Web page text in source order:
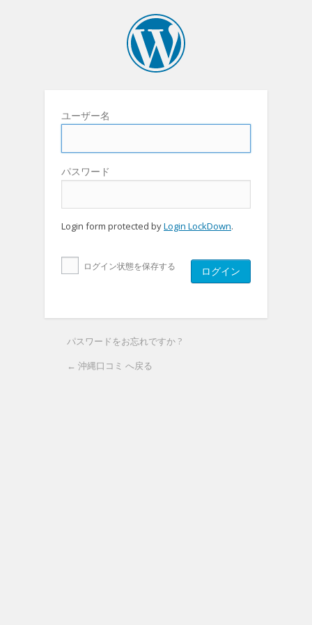
ユーザー名
パスワード
Login form protected byLogin LockDown.
ログイン状態を保存する
パスワードをお忘れですか ?
← 沖縄口コミ へ戻る